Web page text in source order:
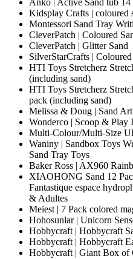
Anko | Active Sand tub 14
Kidsplay Crafts | coloured
Montessori Sand Tray
CleverPatch | Coloured
CleverPatch | Glitter Sand
SilverStarCrafts |
HTI Toys Stretcherz
(including sand)
HTI Toys Stretcherz
pack (including sand)
Melissa & Doug | Sand
Wonderco | Scoop & Play
Multi-Colour/Multi-Size
Waniny | Sandbox Toys
Sand Tray Toys
Baker Ross | AX960
XIAOHONG Sand 12
Fantastique espace
& Adultes
Meiest | 7 Pack colored
Hohosunlar | Unicorn
Hobbycraft | Hobbycraft
Hobbycraft | Hobbycraft
Hobbycraft | Giant Box of